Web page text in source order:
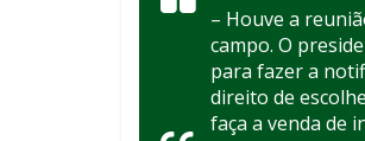
– Houve a
campo. O
para fazer a
direito de
faça a venda de